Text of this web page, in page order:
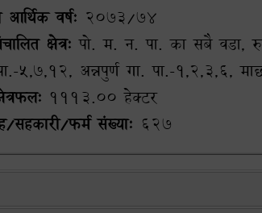
वर्ष: 2073/74
क्षेत्र: पो. म. न. पा. का सबै वडा,
५,७,१२, अन्नपुर्ण गा. पा.-१,२,३,६,
1113.00 हेक्टर
सहकारी/फर्म संख्या: 627